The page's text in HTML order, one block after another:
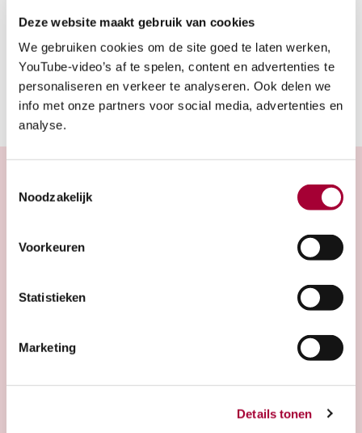
Deze website maakt gebruik van cookies
We gebruiken cookies om de site goed te laten werken,
YouTube-video’s af te spelen, content en advertenties te
personaliseren en verkeer te analyseren. Ook delen we
info met onze partners voor social media, advertenties en
analyse.
Noodzakelijk
Voorkeuren
Statistieken
Marketing
Details tonen
Parkeergelegenheid
The/Suites
Bezoekuren: